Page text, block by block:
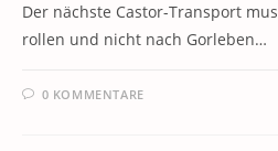
Der nächste Castor-Transport
rollen und nicht nach Gorleben…
0 KOMMENTARE